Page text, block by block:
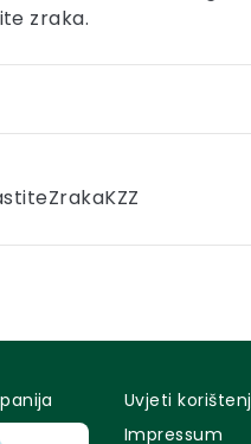
zraka.
Uvjeti
Impressum